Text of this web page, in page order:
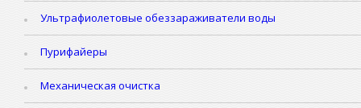
Ультрафиолетовые обеззараживатели воды
Пурифайеры
Механическая очистка